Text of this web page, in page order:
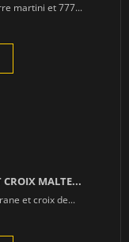
martini et 777...
CROIX MALTE...
et croix de...